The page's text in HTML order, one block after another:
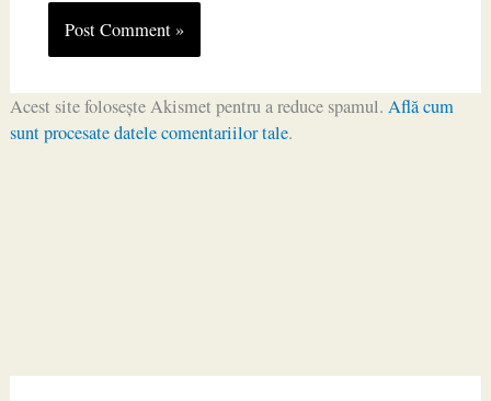
Acest site folosește Akismet pentru a reduce spamul. Află cum
sunt procesate datele comentariilor tale.